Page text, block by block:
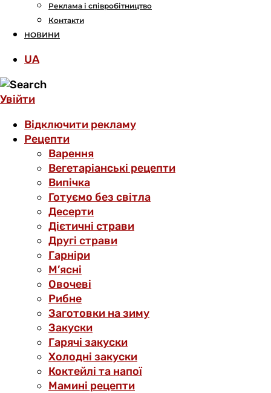
Реклама і співробітництво
Контакти
НОВИНИ
UA
Увійти
Відключити рекламу
Рецепти
Варення
Вегетаріанські рецепти
Випічка
Готуємо без світла
Десерти
Дієтичні страви
Другі страви
Гарніри
М’ясні
Овочеві
Рибне
Заготовки на зиму
Закуски
Гарячі закуски
Холодні закуски
Коктейлі та напої
Мамині рецепти